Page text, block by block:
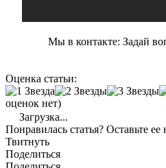
Мы в контакте: Задай
Оценка статьи:
оценок нет)
Загрузка...
Понравилась статья? Оставьте
Твитнуть
Поделиться